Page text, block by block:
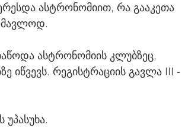
ასტრონომიით, რა გააკეთა
იწვევს. რეგისტრაციის გავლა III -
უპასუხა.